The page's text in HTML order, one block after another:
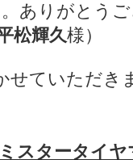
ありがとう
松輝久様）
せていただき
スタータイ